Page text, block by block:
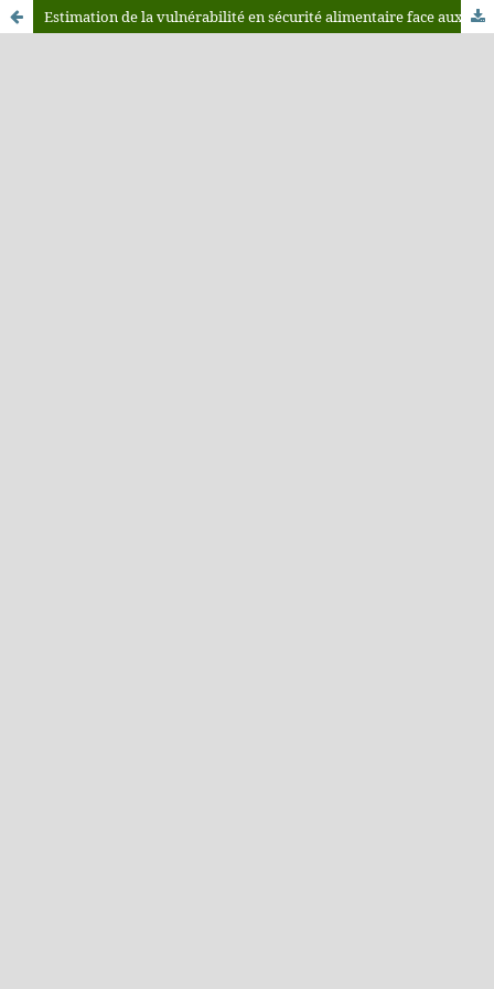
Estimation de la vulnérabilité en sécurité alimentaire face aux objectifs visés par l'Etat à l'horizon 2020: Cas du blé tendre